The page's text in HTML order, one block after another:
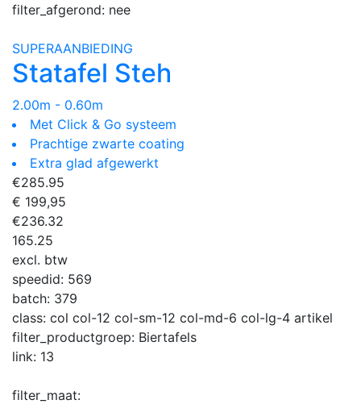
filter_afgerond: nee
SUPERAANBIEDING
Statafel Steh
2.00m - 0.60m
Met Click & Go systeem
Prachtige zwarte coating
Extra glad afgewerkt
€285.95
€ 199,95
€236.32
165.25
excl. btw
speedid: 569
batch: 379
class: col col-12 col-sm-12 col-md-6 col-lg-4 artikel
filter_productgroep: Biertafels
link: 13
filter_maat: